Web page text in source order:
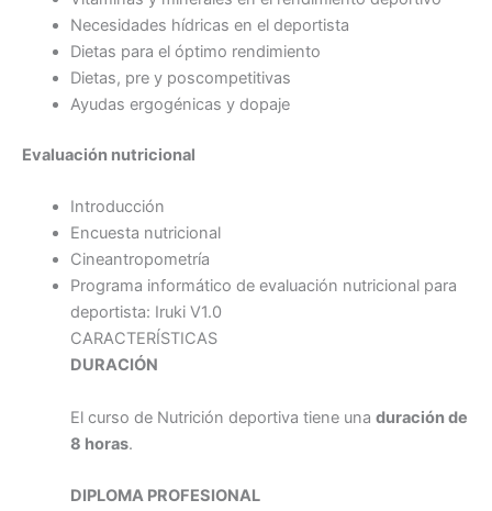
Necesidades hídricas en el deportista
Dietas para el óptimo rendimiento
Dietas, pre y poscompetitivas
Ayudas ergogénicas y dopaje
Evaluación nutricional
Introducción
Encuesta nutricional
Cineantropometría
Programa informático de evaluación nutricional para
deportista: Iruki V1.0
CARACTERÍSTICAS
DURACIÓN
El curso de Nutrición deportiva tiene una duración de
8 horas.
DIPLOMA PROFESIONAL